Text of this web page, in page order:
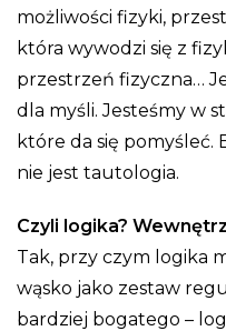
możliwości fizyki,
która wywodzi się z
przestrzeń fizyczna…
dla myśli. Jesteśmy w
które da się pomyśleć.
nie jest tautologia.
Czyli logika?
Tak, przy czym logika
wąsko jako zestaw
bardziej bogatego –